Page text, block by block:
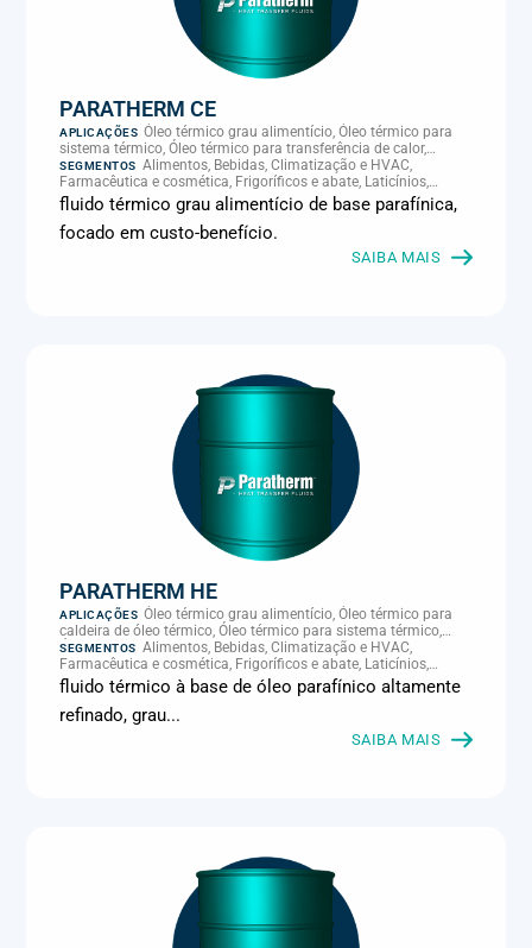
PARATHERM CE
APLICAÇÕES Óleo térmico grau alimentício, Óleo térmico para
sistema térmico, Óleo térmico para transferência de calor,
Transferência térmica
SEGMENTOS Alimentos, Bebidas, Climatização e HVAC,
Farmacêutica e cosmética, Frigoríficos e abate, Laticínios,
Panificação, Plásticos e borracha, Química e petroquímica,
Supermercados e refrigeração comercial
fluido térmico grau alimentício de base parafínica,
focado em custo-benefício.
SAIBA MAIS
PARATHERM HE
APLICAÇÕES Óleo térmico grau alimentício, Óleo térmico para
caldeira de óleo térmico, Óleo térmico para sistema térmico,
Óleo térmico para transferência de calor, Transferência térmica
SEGMENTOS Alimentos, Bebidas, Climatização e HVAC,
Farmacêutica e cosmética, Frigoríficos e abate, Laticínios,
Panificação, Química e petroquímica, Supermercados e
refrigeração comercial
fluido térmico à base de óleo parafínico altamente
refinado, grau...
SAIBA MAIS